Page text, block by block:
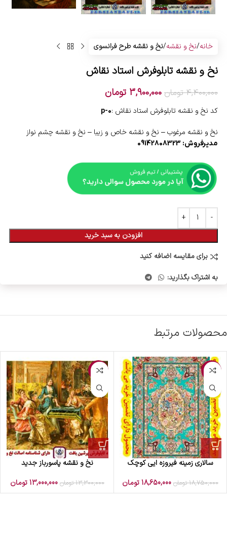
خانه نخ و نقشه نخ و نقشه طرح فرانسوی
نخ و نقشه تابلوفرش استاد نقاش
4,400,000 تومان 3,900,000 تومان
کد نخ و نقشه تابلوفرش استاد نقاش :p-0
نخ و نقشه مرغوب – نخ و نقشه خاص و زیبا – نخ و نقشه چشم نواز
مدیرفروش: 09142808323
افزودن به سبد خرید
برای مقایسه اضافه کنید
به اشتراک بگذارید:
محصولات مرتبط
-1%
سالاری زمینه فیروزه ایی کوچک
18,750,000 تومان 18,650,000تومان
-2%
نخ و نقشه پاسورباز جدید
13,300,000 تومان 13,000,000تومان